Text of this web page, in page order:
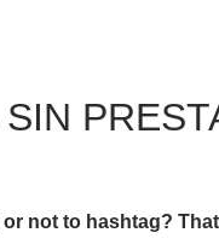
or not to hashtag?